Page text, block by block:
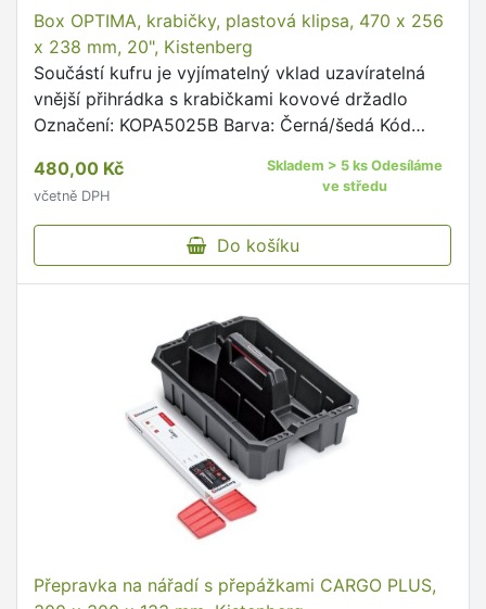
Box OPTIMA, krabičky, plastová klipsa, 470 x 256
x 238 mm, 20", Kistenberg
Součástí kufru je vyjímatelný vklad uzavíratelná
vnější přihrádka s krabičkami kovové držadlo
Označení: KOPA5025B Barva: Černá/šedá Kód
23,8 cm Hmotnost: …
480,00 Kč
včetně DPH
Skladem > 5 ks Odesíláme
ve středu
Do košíku
Přepravka na nářadí s přepážkami CARGO PLUS,